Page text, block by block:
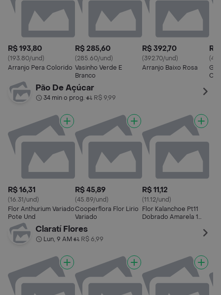
R$ 193,80
(193.80/und)
Arranjo Pera Colorido
R$ 285,60
(285.60/und)
Vasinho Verde E
Branco
R$ 392,70
(392.70/und)
Arranjo Baixo Rosa
Pão De Açúcar
34 min o prog.• R$ 9,99
R$ 16,31
(16.31/und)
Flor Anthurium Variado
Pote Und
R$ 45,89
(45.89/und)
Cooperflora Flor Lirio
Variado
R$ 11,12
(11.12/und)
Flor Kalanchoe Pt11
Dobrado Amarela 1
Claratí Flores
Lun, 9 AM• R$ 6,99